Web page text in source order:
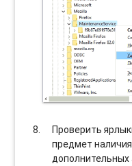
Проверить
предмет
дополнительных